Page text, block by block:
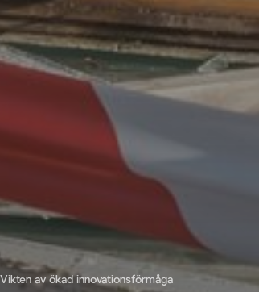
Vikten av ökad innovationsförmåga